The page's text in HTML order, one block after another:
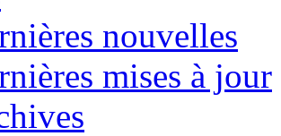
nouvelles
mises à jour